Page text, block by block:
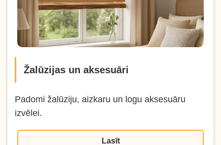
Žalūzijas un aksesuāri
Padomi žalūziju, aizkaru un logu aksesuāru
izvēlei.
Lasīt